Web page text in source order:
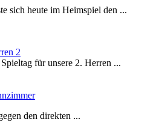
sich heute im Heimspiel den ...
2
für unsere 2. Herren ...
den direkten ...